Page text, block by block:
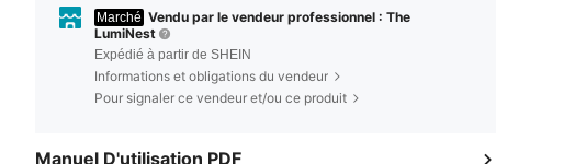
Marché Vendu par le vendeur professionnel : The
LumiNest
Expédié à partir de SHEIN
Informations et obligations du vendeur
Pour signaler ce vendeur et/ou ce produit
Manuel D'utilisation PDF